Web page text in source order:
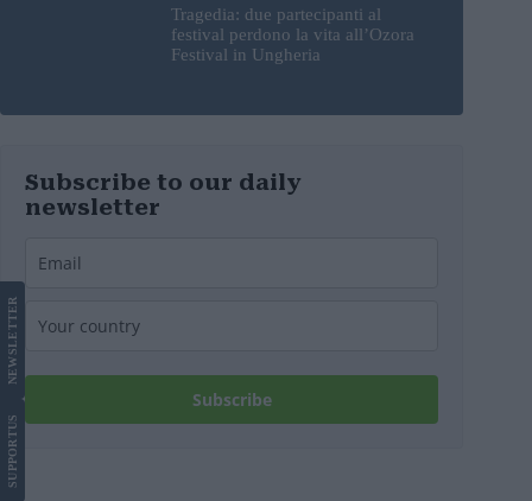
Tragedia: due partecipanti al
festival perdono la vita all’Ozora
Festival in Ungheria
Subscribe to our daily
newsletter
Subscribe
SUPPORT
US
NEWS
LETTER